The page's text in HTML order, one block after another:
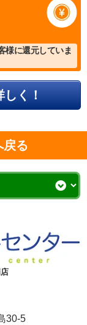
様に還元していま
く！
戻る
30-5